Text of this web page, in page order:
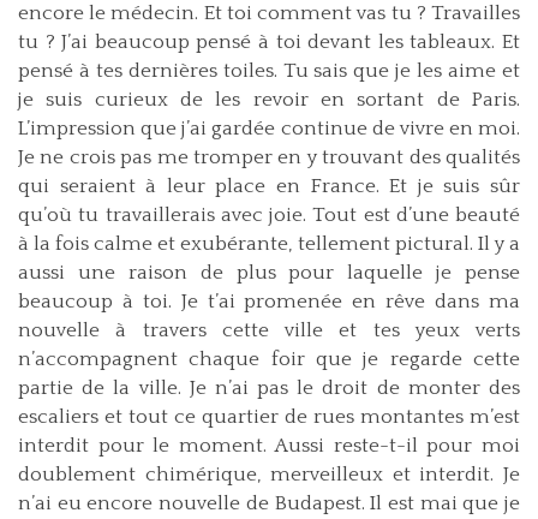
encore le médecin. Et toi comment vas tu ? Travailles
tu ? J’ai beaucoup pensé à toi devant les tableaux. Et
pensé à tes dernières toiles. Tu sais que je les aime et
je suis curieux de les revoir en sortant de Paris.
L’impression que j’ai gardée continue de vivre en moi.
Je ne crois pas me tromper en y trouvant des qualités
qui seraient à leur place en France. Et je suis sûr
qu’où tu travaillerais avec joie. Tout est d’une beauté
à la fois calme et exubérante, tellement pictural. Il y a
aussi une raison de plus pour laquelle je pense
beaucoup à toi. Je t’ai promenée en rêve dans ma
nouvelle à travers cette ville et tes yeux verts
n’accompagnent chaque foir que je regarde cette
partie de la ville. Je n’ai pas le droit de monter des
escaliers et tout ce quartier de rues montantes m’est
interdit pour le moment. Aussi reste-t-il pour moi
doublement chimérique, merveilleux et interdit. Je
n’ai eu encore nouvelle de Budapest. Il est mai que je